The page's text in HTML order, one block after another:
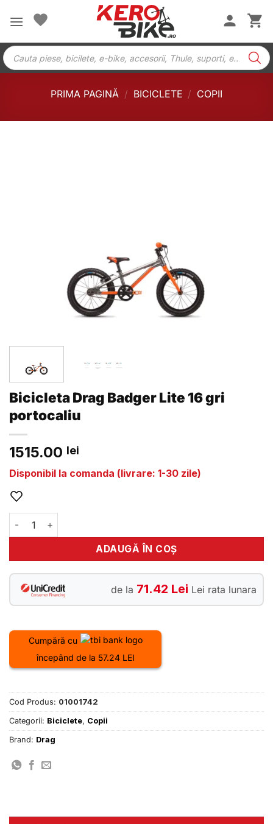
Products
search
PRIMA PAGINĂ / BICICLETE / COPII
Bicicleta Drag Badger Lite 16 gri
portocaliu
1515.00 lei
Disponibil la comanda (livrare: 1-30 zile)
Cantitate Bicicleta Drag Badger Lite 16 gri portocaliu
ADAUGĂ ÎN COȘ
de la 71.42 Lei Lei rata lunara
Cumpără cu
începând de la 57.24 LEI
Cod Produs: 01001742
Categorii: Biciclete, Copii
Brand: Drag